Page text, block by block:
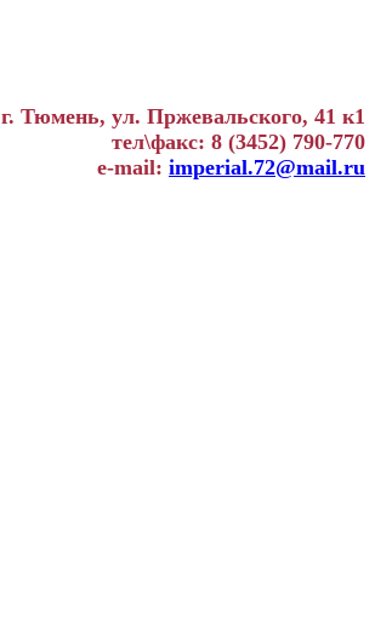
г. Тюмень, ул. Пржевальского, 41 к1
тел\факс: 8 (3452) 790-770
e-mail: imperial.72@mail.ru